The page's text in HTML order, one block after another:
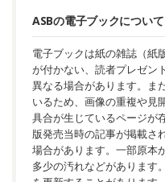
ASBの電子ブックについて
電子ブックは紙の雑誌（紙
が付かない、読者プレゼン
異なる場合があります。ま
いるため、画像の重複や見
具合が生じているページが
版発売当時の記事が掲載さ
場合があります。一部原本
多少の汚れなどがあります